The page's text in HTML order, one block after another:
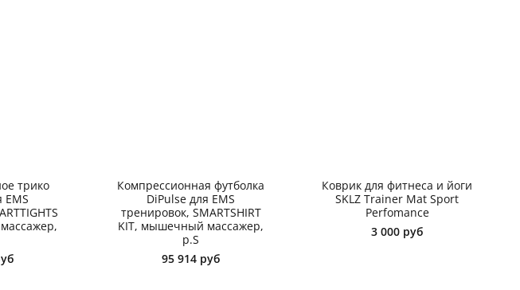
трико
EMS
Компрессионная футболка
DiPulse для EMS
тренировок, SMARTSHIRT
KIT, мышечный массажер,
р.S
95 914 руб
Коврик для фитнеса и йоги
SKLZ Trainer Mat Sport
Perfomance
3 000 руб